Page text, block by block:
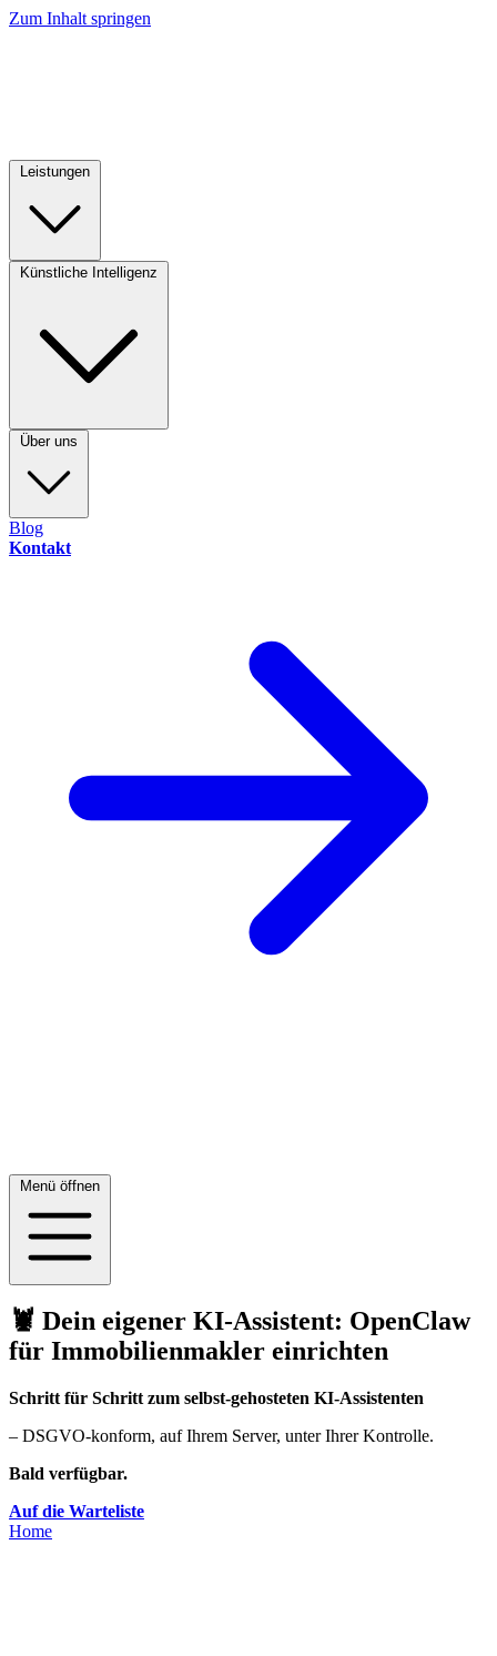
Zum Inhalt springen
Leistungen
Künstliche Intelligenz
Über uns
Blog
Kontakt
Menü öffnen
🦞 Dein eigener KI-Assistent: OpenClaw
für Immobilienmakler einrichten
Schritt für Schritt zum selbst-gehosteten KI-Assistenten
– DSGVO-konform, auf Ihrem Server, unter Ihrer Kontrolle.
Bald verfügbar.
Auf die Warteliste
Home